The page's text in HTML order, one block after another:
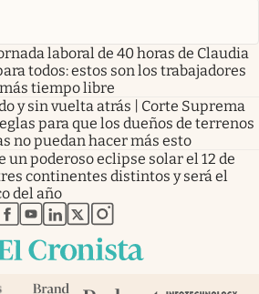
laboral de 40 horas de Claudia
todos: estos son los trabajadores
tiempo libre
y sin vuelta atrás | Corte Suprema
para que los dueños de terrenos
no puedan hacer más esto
un poderoso eclipse solar el 12 de
continentes distintos y será el
del año
abre en nueva pestaña
abre en nueva pestaña
abre en nueva pestaña
abre en nueva pestaña
abre en nueva pestaña